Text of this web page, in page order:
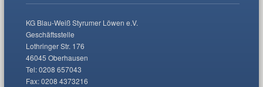
KG Blau-Weiß Styrumer Löwen e.V.
Geschäftsstelle
Lothringer Str. 176
46045 Oberhausen
Tel: 0208 657043
Fax: 0208 4373216